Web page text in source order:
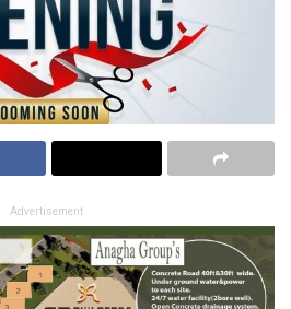
Advertisement